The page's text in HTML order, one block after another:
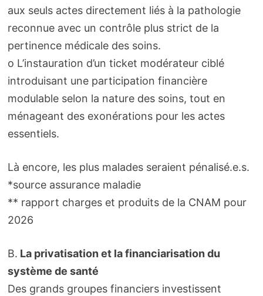
aux seuls actes directement liés à la pathologie
reconnue avec un contrôle plus strict de la
pertinence médicale des soins.
o L’instauration d’un ticket modérateur ciblé
introduisant une participation financière
modulable selon la nature des soins, tout en
ménageant des exonérations pour les actes
essentiels.
Là encore, les plus malades seraient pénalisé.e.s.
*source assurance maladie
** rapport charges et produits de la CNAM pour
2026
B. La privatisation et la financiarisation du
système de santé
Des grands groupes financiers investissent